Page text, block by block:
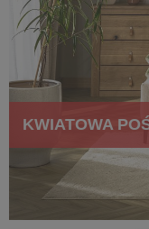
KWIATOWA